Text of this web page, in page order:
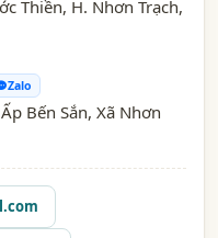
Thiền, H. Nhơn Trạch,
Zalo
Bến Sắn, Xã Nhơn